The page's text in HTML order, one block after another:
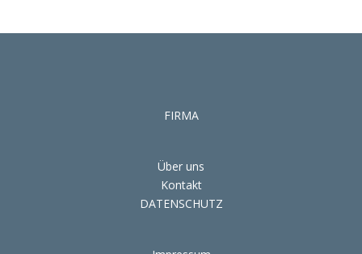
FIRMA
Über uns
Kontakt
DATENSCHUTZ